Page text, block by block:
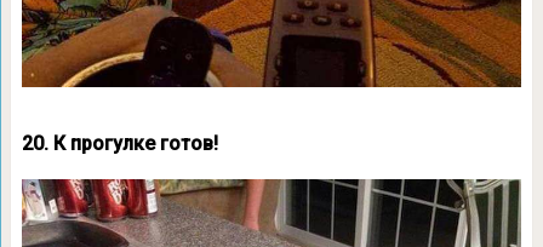
20. К прогулке готов!